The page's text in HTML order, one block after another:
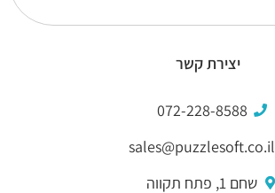
יצירת קשר
072-228-8588
sales@puzzlesoft.co.il
שחם 1, פתח תקווה